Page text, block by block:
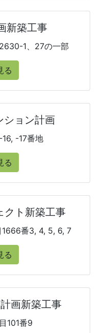
新築工事
1、27の一部
る
ション計画
-17番地
る
クト新築工事
1666番3, 4, 5, 6, 7
る
画新築工事
101番9